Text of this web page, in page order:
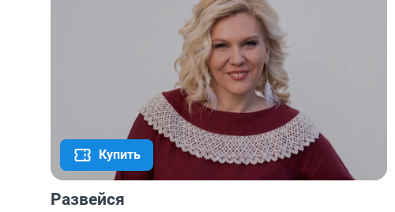
Купить
Развейся